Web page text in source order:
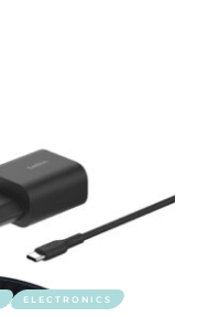
ELECTRONICS